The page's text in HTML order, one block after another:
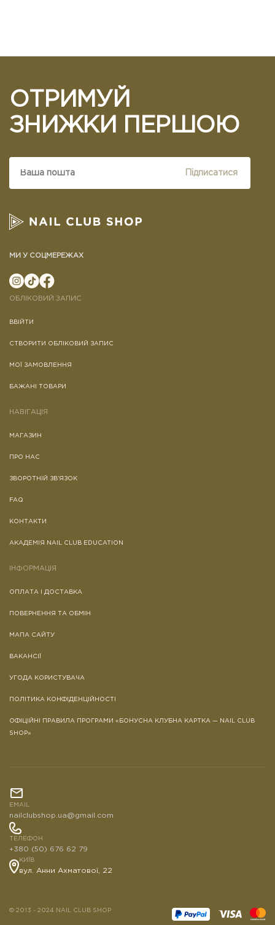
ОТРИМУЙ
ЗНИЖКИ ПЕРШОЮ
Підписатися
МИ У СОЦМЕРЕЖАХ
ОБЛІКОВИЙ ЗАПИС
ВВІЙТИ
СТВОРИТИ ОБЛІКОВИЙ ЗАПИС
МОЇ ЗАМОВЛЕННЯ
БАЖАНІ ТОВАРИ
НАВІГАЦІЯ
МАГАЗИН
ПРО НАС
ЗВОРОТНІЙ ЗВ’ЯЗОК
FAQ
КОНТАКТИ
АКАДЕМІЯ NAIL CLUB EDUCATION
ІНФОРМАЦІЯ
ОПЛАТА І ДОСТАВКА
ПОВЕРНЕННЯ ТА ОБМІН
МАПА САЙТУ
ВАКАНСІЇ
УГОДА КОРИСТУВАЧА
ПОЛІТИКА КОНФІДЕНЦІЙНОСТІ
ОФІЦІЙНІ ПРАВИЛА ПРОГРАМИ «БОНУСНА КЛУБНА КАРТКА — NAIL CLUB
SHOP»
EMAIL
nailclubshop.ua@gmail.com
ТЕЛЕФОН
+380 (50) 676 62 79
КИЇВ
вул. Анни Ахматової, 22
© 2013 - 2024 NAIL CLUB SHOP